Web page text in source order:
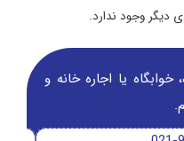
دیگر وجود ندارد.
یا اجاره خانه و